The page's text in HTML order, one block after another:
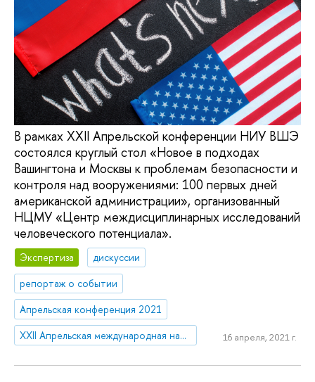
В рамках XXII Апрельской конференции НИУ ВШЭ
состоялся круглый стол «Новое в подходах
Вашингтона и Москвы к проблемам безопасности и
контроля над вооружениями: 100 первых дней
американской администрации», организованный
НЦМУ «Центр междисциплинарных исследований
человеческого потенциала».
Экспертиза
дискуссии
репортаж о событии
Апрельская конференция 2021
XXII Апрельская международная научная конференция по проблемам развития экономики и общества
16 апреля, 2021 г.